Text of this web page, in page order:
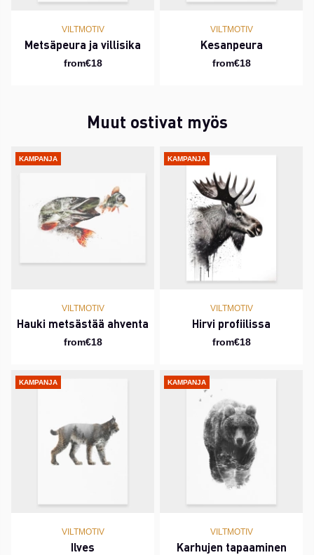
VILTMOTIV
Metsäpeura ja villisika
from€18
VILTMOTIV
Kesanpeura
from€18
Muut ostivat myös
KAMPANJA
VILTMOTIV
Hauki metsästää ahventa
from€18
KAMPANJA
VILTMOTIV
Hirvi profiilissa
from€18
KAMPANJA
VILTMOTIV
Ilves
KAMPANJA
VILTMOTIV
Karhujen tapaaminen